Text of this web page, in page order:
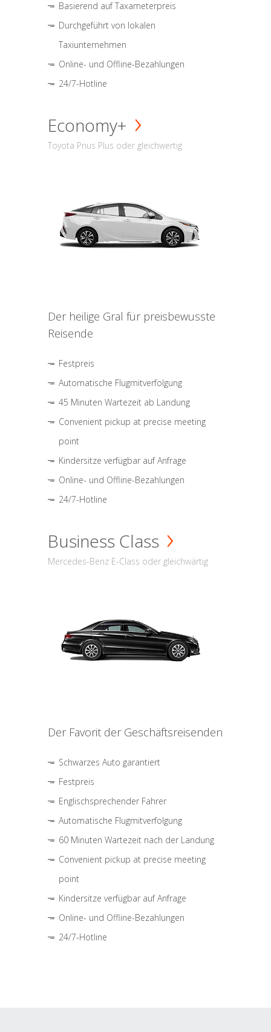
Basierend auf Taxameterpreis
Durchgeführt von lokalen
Taxiunternehmen
Online- und Offline-Bezahlungen
24/7-Hotline
Economy+
Toyota Prius Plus oder gleichwertig
Der heilige Gral für preisbewusste
Reisende
Festpreis
Automatische Flugmitverfolgung
45 Minuten Wartezeit ab Landung
Convenient pickup at precise meeting
point
Kindersitze verfügbar auf Anfrage
Online- und Offline-Bezahlungen
24/7-Hotline
Business Class
Mercedes-Benz E-Class oder gleichwärtig
Der Favorit der Geschäftsreisenden
Schwarzes Auto garantiert
Festpreis
Englischsprechender Fahrer
Automatische Flugmitverfolgung
60 Minuten Wartezeit nach der Landung
Convenient pickup at precise meeting
point
Kindersitze verfügbar auf Anfrage
Online- und Offline-Bezahlungen
24/7-Hotline